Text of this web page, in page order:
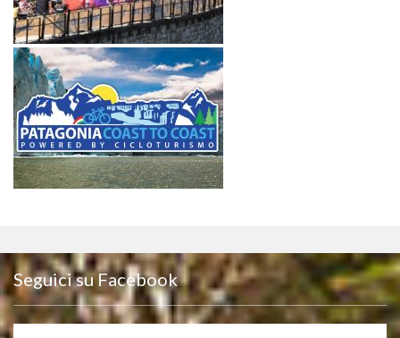
Seguici su Facebook